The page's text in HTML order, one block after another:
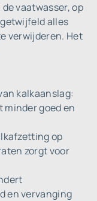
vaatwasser, op
alles
verwijderen. Het
kalkaanslag:
goed en
op
zorgt voor
en vervanging